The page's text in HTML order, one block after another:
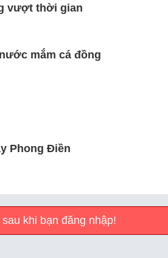
vượt thời gian
mắm cá đồng
Phong Điền
khi bạn đăng nhập!